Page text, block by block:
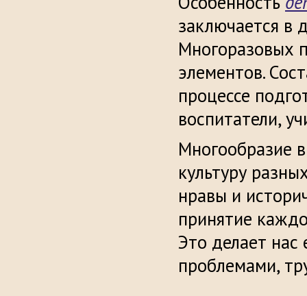
заключается в
Многоразовых
элементов.
процессе
воспитатели,
Многообразие
культуру
нравы и
принятие
Это делает
проблемами,